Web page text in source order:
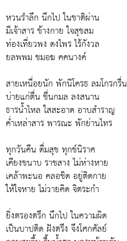
หวนรำลึก นึกไป ในชาติผ่าน
มีเจ้าสาร ข้างกาย ใจสุขสม
ท่องเที่ยวพง ดงไพร ไร้กังวล
ยลพพม ชมอฆ คคนางค์
สายเหนื่อยนัก พักนิโครธ ลมโกรกรื่น
บ่ายแก่ตื่น ชื่นกมล ลงสนาน
ธารน้ำไหล ใสสะอาด อาบสำราญ
ค่ำเหล่าสาร พารณะ พักย่านไทร
ทุกวันคืน ดื่มสุข ทุกข์นิราศ
เคียงขนาบ ราชสาง ไม่ห่างหาย
เคล้าพะนอ คลอชิด อยู่ติดกาย
ให้ใจหาย ไม่วายคิด จิตระกำ
ยิ่งตรองตรึก นึกไป ในความผิด
เป็นบาปติด ฝังตรึง จึงโศกศัลย์